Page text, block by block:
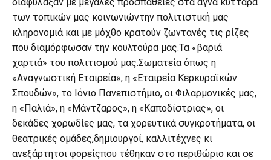
των τοπικών μας κοινωνιώντην πολιτιστική μας
κληρονομιά και με μόχθο κρατούν ζωντανές τις ρίζες
που διαμόρφωσαν την κουλτούρα μας.Τα «βαριά
χαρτιά» του πολιτισμού μας.Σωματεία όπως η
«Αναγνωστική Εταιρεία», η «Εταιρεία Κερκυραϊκών
Σπουδών», το Ιόνιο Πανεπιστήμιο, οι Φιλαρμονικές μας,
η «Παλιά», η «Μάντζαρος», η «Καποδίστριας», οι
δεκάδες χορωδίες μας, τα χορευτικά συγκροτήματα, οι
θεατρικές ομάδες,δημιουργοί, καλλιτέχνες κι
ανεξάρτητοι φορείςπου τέθηκαν στο περιθώριο και σε